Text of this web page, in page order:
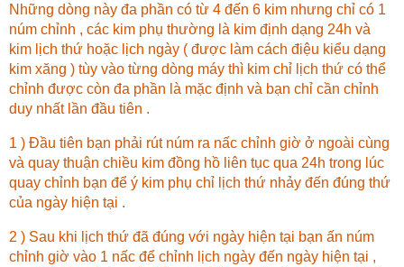
Những dòng này đa phần có từ 4 đến 6 kim nhưng chỉ có 1
núm chỉnh , các kim phụ thường là kim định dạng 24h và
kim lịch thứ hoặc lịch ngày ( được làm cách điệu kiểu dạng
kim xăng ) tùy vào từng dòng máy thì kim chỉ lịch thứ có thể
chỉnh được còn đa phần là mặc định và bạn chỉ cần chỉnh
duy nhất lần đầu tiên .
1 ) Đầu tiên bạn phải rút núm ra nấc chỉnh giờ ở ngoài cùng
và quay thuận chiều kim đồng hồ liên tục qua 24h trong lúc
quay chỉnh bạn để ý kim phụ chỉ lịch thứ nhảy đến đúng thứ
của ngày hiện tại .
2 ) Sau khi lịch thứ đã đúng với ngày hiện tại bạn ấn núm
chỉnh giờ vào 1 nấc để chỉnh lịch ngày đến ngày hiện tại ,